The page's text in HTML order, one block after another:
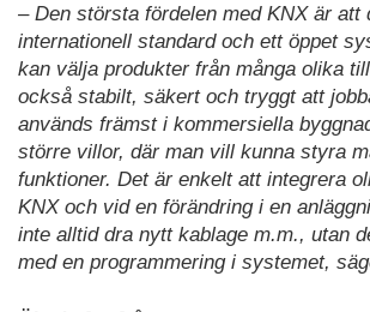
– Den största fördelen med KNX är att
internationell standard och ett öppet
kan välja produkter från många olika
också stabilt, säkert och tryggt att
används främst i kommersiella
större villor, där man vill kunna styra
funktioner. Det är enkelt att integrera
KNX och vid en förändring i en
inte alltid dra nytt kablage m.m., utan
med en programmering i systemet,